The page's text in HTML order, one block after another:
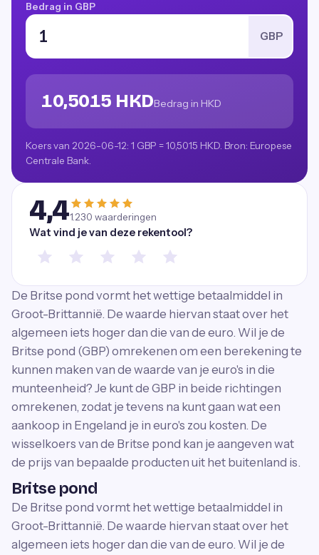
Bedrag in GBP
GBP
10,5015 HKDBedrag in HKD
Koers van 2026-06-12: 1 GBP = 10,5015 HKD. Bron: Europese
Centrale Bank.
4,41.230 waarderingen
Wat vind je van deze rekentool?
De Britse pond vormt het wettige betaalmiddel in
Groot-Brittannië. De waarde hiervan staat over het
algemeen iets hoger dan die van de euro. Wil je de
Britse pond (GBP) omrekenen om een berekening te
kunnen maken van de waarde van je euro's in die
munteenheid? Je kunt de GBP in beide richtingen
omrekenen, zodat je tevens na kunt gaan wat een
aankoop in Engeland je in euro's zou kosten. De
wisselkoers van de Britse pond kan je aangeven wat
de prijs van bepaalde producten uit het buitenland is.
Britse pond
De Britse pond vormt het wettige betaalmiddel in
Groot-Brittannië. De waarde hiervan staat over het
algemeen iets hoger dan die van de euro. Wil je de